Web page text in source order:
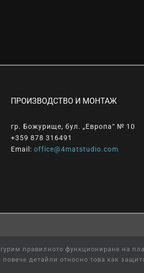
ПРОИЗВОДСТВО И МОНТАЖ
гр. Божурище, бул. „Европа“ № 10
+359 878 316491
Email: office@4matstudio.com
Professional Web Design and SEOby Online
правилното функциониране на
детайли относно това как